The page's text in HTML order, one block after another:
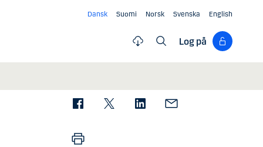
Dansk Suomi Norsk Svenska English
Log på